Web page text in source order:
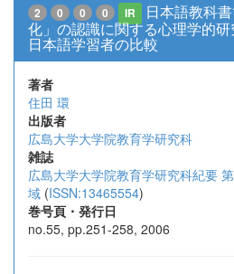
2 0 0 0 IR
日本語教科
化」の認識に関する心理学的
日本語学習者の比較
著者
住田 環
出版者
広島大学大学院教育学研究科
雑誌
広島大学大学院教育学研究科紀要
域 (ISSN:13465554)
巻号頁・発行日
no.55, pp.251-258, 2006